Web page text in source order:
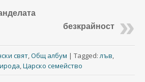
безкрайност
свят,Общ албум | Tagged:лъв,
,Царско семейство